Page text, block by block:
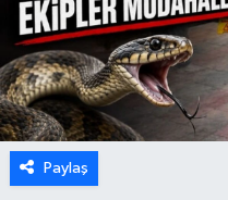
Paylaş
Spor
Ulusal